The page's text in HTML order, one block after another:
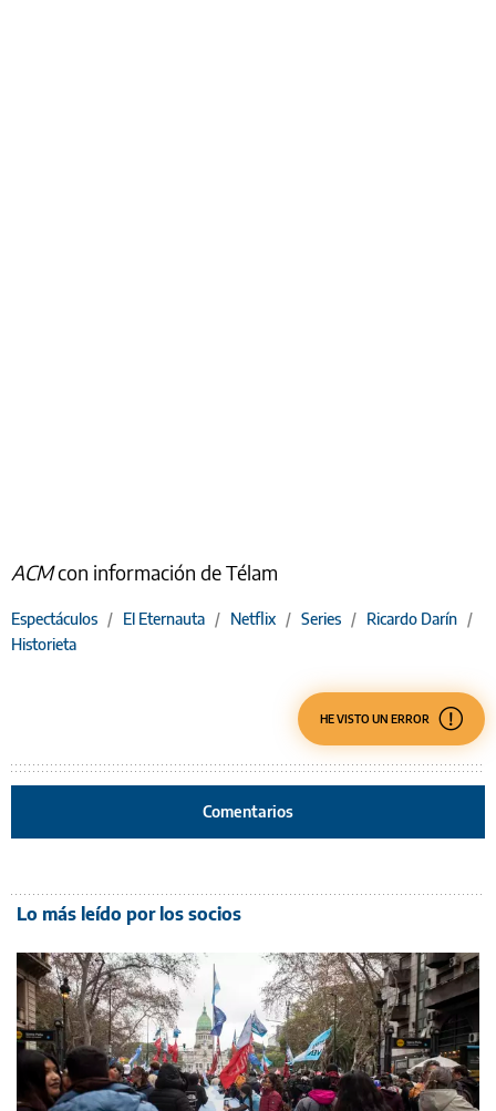
ACMcon información de Télam
Espectáculos / El Eternauta / Netflix / Series / Ricardo Darín /
Historieta
HE VISTO UN ERROR
Comentarios
Lo más leído por los socios